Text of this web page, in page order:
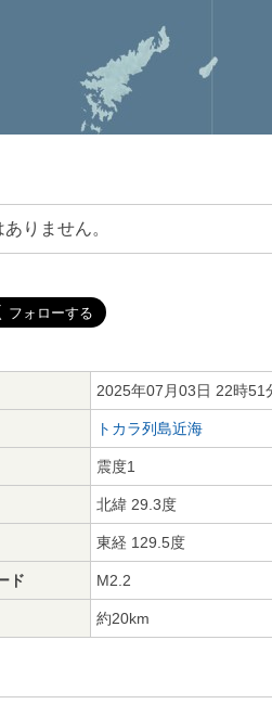
りません。
2025年07月03日 22時51
トカラ列島近海
震度1
北緯 29.3度
東経 129.5度
ド M2.2
約20km